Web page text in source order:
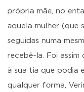
própria mãe, no
aquela mulher (que
seguidas numa
recebê-la. Foi assim
à sua tia que podia
qualquer forma,